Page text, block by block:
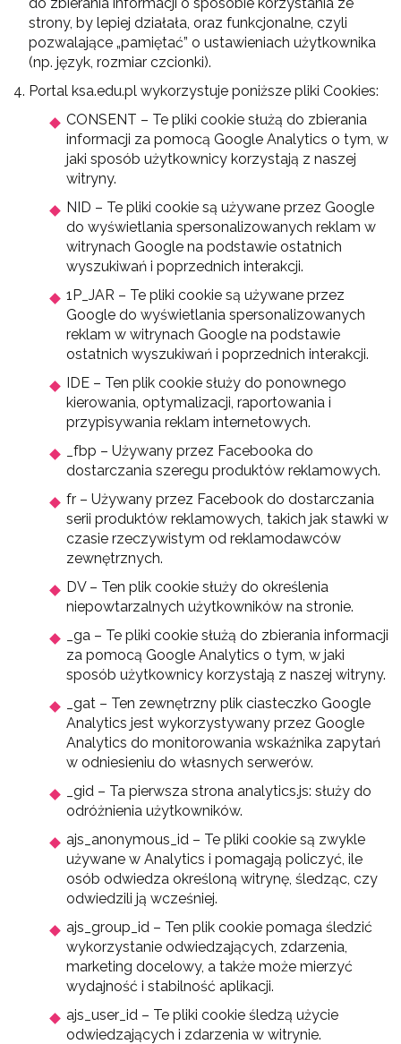
strony, by lepiej działała, oraz funkcjonalne, czyli
pozwalające „pamiętać” o ustawieniach użytkownika
(np. język, rozmiar czcionki).
Portal ksa.edu.pl wykorzystuje poniższe pliki Cookies:
CONSENT – Te pliki cookie służą do zbierania
informacji za pomocą Google Analytics o tym, w
jaki sposób użytkownicy korzystają z naszej
witryny.
NID – Te pliki cookie są używane przez Google
do wyświetlania spersonalizowanych reklam w
witrynach Google na podstawie ostatnich
wyszukiwań i poprzednich interakcji.
1P_JAR – Te pliki cookie są używane przez
Google do wyświetlania spersonalizowanych
reklam w witrynach Google na podstawie
ostatnich wyszukiwań i poprzednich interakcji.
IDE – Ten plik cookie służy do ponownego
kierowania, optymalizacji, raportowania i
przypisywania reklam internetowych.
_fbp – Używany przez Facebooka do
dostarczania szeregu produktów reklamowych.
fr – Używany przez Facebook do dostarczania
serii produktów reklamowych, takich jak stawki w
czasie rzeczywistym od reklamodawców
zewnętrznych.
DV – Ten plik cookie służy do określenia
niepowtarzalnych użytkowników na stronie.
_ga – Te pliki cookie służą do zbierania informacji
za pomocą Google Analytics o tym, w jaki
sposób użytkownicy korzystają z naszej witryny.
_gat – Ten zewnętrzny plik ciasteczko Google
Analytics jest wykorzystywany przez Google
Analytics do monitorowania wskaźnika zapytań
w odniesieniu do własnych serwerów.
_gid – Ta pierwsza strona analytics.js: służy do
odróżnienia użytkowników.
ajs_anonymous_id – Te pliki cookie są zwykle
używane w Analytics i pomagają policzyć, ile
osób odwiedza określoną witrynę, śledząc, czy
odwiedzili ją wcześniej.
ajs_group_id – Ten plik cookie pomaga śledzić
wykorzystanie odwiedzających, zdarzenia,
marketing docelowy, a także może mierzyć
wydajność i stabilność aplikacji.
ajs_user_id – Te pliki cookie śledzą użycie
odwiedzających i zdarzenia w witrynie.